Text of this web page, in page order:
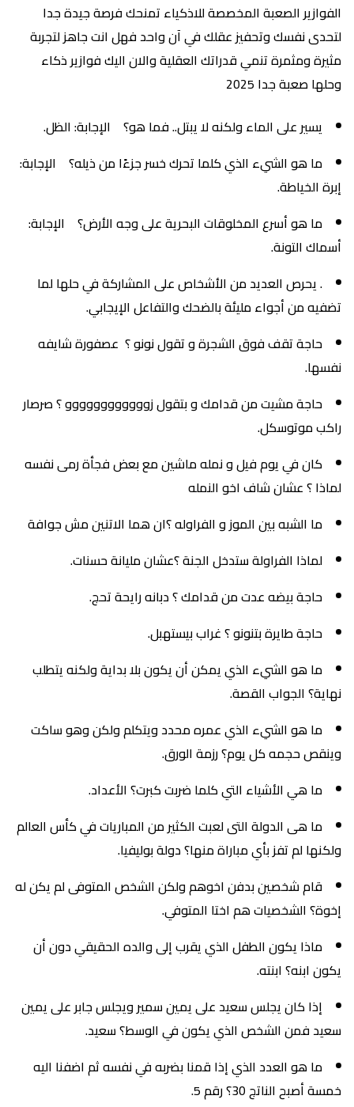
الفوازير الصعبة المخصصة للاذكياء تمنحك فرصة جيدة جدا
لتحدى نفسك وتحفيز عقلك في آن واحد فهل انت جاهز لتجربة
مثيرة ومثمرة تنمي قدراتك العقلية والان اليك فوازير ذكاء
وحلها صعبة جدا 2025
يسير على الماء ولكنه لا يبتل.. فما هو؟ الإجابة: الظل.
ما هو الشيء الذي كلما تحرك خسر جزءًا من ذيله؟ الإجابة:
إبرة الخياطة.
ما هو أسرع المخلوقات البحرية على وجه الأرض؟ الإجابة:
أسماك التونة.
. يحرص العديد من الأشخاص على المشاركة في حلها لما
تضفيه من أجواء مليئة بالضحك والتفاعل الإيجابي.
حاجة تقف فوق الشجرة و تقول نونو ؟ عصفورة شايفه
نفسها.
حاجة مشيت من قدامك و بتقول زوووووووووووو ؟ صرصار
راكب موتوسكل.
كان في يوم فيل و نمله ماشين مع بعض فجأة رمى نفسه
لماذا ؟ عشان شاف اخو النمله
ما الشبه بين الموز و الفراوله ؟ان هما الاتنين مش جوافة
لماذا الفراولة ستدخل الجنة ؟عشان مليانة حسنات.
حاجة بيضه عدت من قدامك ؟ دبانه رايحة تحج.
حاجة طايرة بتنونو ؟ غراب بيستهبل.
ما هو الشيء الذي يمكن أن يكون بلا بداية ولكنه يتطلب
نهاية؟ الجواب القصة.
ما هو الشيء الذي عمره محدد ويتكلم ولكن وهو ساكت
وينقص حجمه كل يوم؟ رزمة الورق.
ما هي الأشياء التي كلما ضربت كبرت؟ الأعداد.
ما هى الدولة التى لعبت الكثير من المباريات في كأس العالم
ولكنها لم تفز بأي مباراة منها؟ دولة بوليفيا.
قام شخصين بدفن اخوهم ولكن الشخص المتوفى لم يكن له
إخوة؟ الشخصيات هم اختا المتوفي.
ماذا يكون الطفل الذي يقرب إلى والده الحقيقي دون أن
يكون ابنه؟ ابنته.
إذا كان يجلس سعيد على يمين سمير ويجلس جابر على يمين
سعيد فمن الشخص الذي يكون في الوسط؟ سعيد.
ما هو العدد الذي إذا قمنا بضربه في نفسه ثم اضفنا اليه
خمسة أصبح الناتج 30؟ رقم 5.